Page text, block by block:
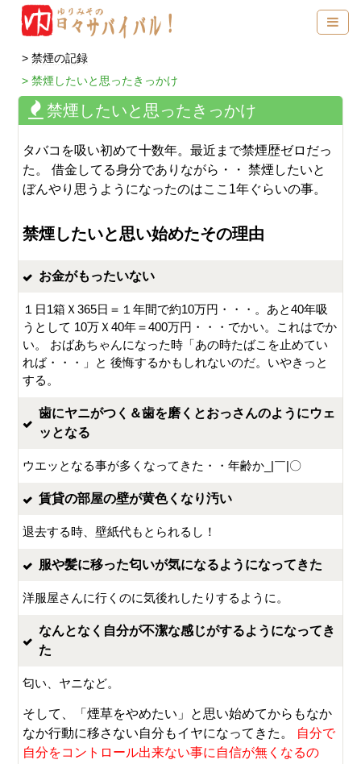
禁煙の記録
禁煙したいと思ったきっかけ
禁煙したいと思ったきっかけ
タバコを吸い初めて十数年。最近まで禁煙歴ゼロだっ
た。 借金してる身分でありながら・・ 禁煙したいと
ぼんやり思うようになったのはここ1年ぐらいの事。
禁煙したいと思い始めたその理由
お金がもったいない
１日1箱Ｘ365日＝１年間で約10万円・・・。あと40年吸
うとして 10万Ｘ40年＝400万円・・・でかい。これはでか
い。 おばあちゃんになった時「あの時たばこを止めてい
れば・・・」と 後悔するかもしれないのだ。いやきっと
する。
歯にヤニがつく＆歯を磨くとおっさんのようにウェ
ッとなる
ウエッとなる事が多くなってきた・・年齢か_|￣|〇
賃貸の部屋の壁が黄色くなり汚い
退去する時、壁紙代もとられるし！
服や髪に移った匂いが気になるようになってきた
洋服屋さんに行くのに気後れしたりするように。
なんとなく自分が不潔な感じがするようになってき
た
匂い、ヤニなど。
そして、「煙草をやめたい」と思い始めてからもなか
なか行動に移さない自分もイヤになってきた。 自分で
自分をコントロール出来ない事に自信が無くなるの